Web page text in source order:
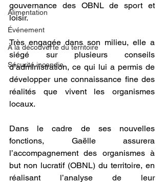
Alimentation
Événement
À la découverte du territoire
Sécurité incendie
gouvernance des OBNL de sport et
loisir.
Très engagée dans son milieu, elle a
siégé sur plusieurs conseils
d’administration, ce qui lui a permis de
développer une connaissance fine des
réalités que vivent les organismes
locaux.
Dans le cadre de ses nouvelles
fonctions, Gaëlle assurera
l’accompagnement des organismes à
but non lucratif (OBNL) du territoire, en
réalisant l’analyse de leur